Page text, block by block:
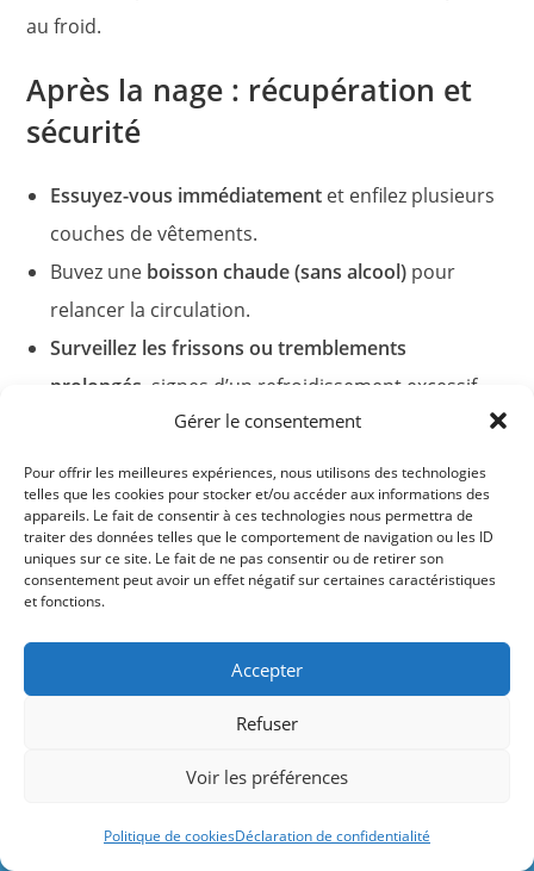
Gérer le consentement
Pour offrir les meilleures expériences, nous utilisons des technologies
telles que les cookies pour stocker et/ou accéder aux informations des
appareils. Le fait de consentir à ces technologies nous permettra de
traiter des données telles que le comportement de navigation ou les ID
uniques sur ce site. Le fait de ne pas consentir ou de retirer son
consentement peut avoir un effet négatif sur certaines caractéristiques
et fonctions.
Accepter
Refuser
Voir les préférences
Politique de cookiesDéclaration de confidentialité
Amazon et d'autres marques.
au froid.
Après la nage : récupération et
sécurité
Essuyez-vous immédiatement et enfilez plusieurs
couches de vêtements.
Buvez une boisson chaude (sans alcool) pour
relancer la circulation.
Surveillez les frissons ou tremblements
prolongés , signes d’un refroidissement excessif.
reprendre la route tant que votre température
corporelle n’est pas revenue à la normale.
La nage en eau froide comme
discipline sportive
Des compétitions internationalessont organisées
l’IWSA. Chacune a établi ses propres règlements et